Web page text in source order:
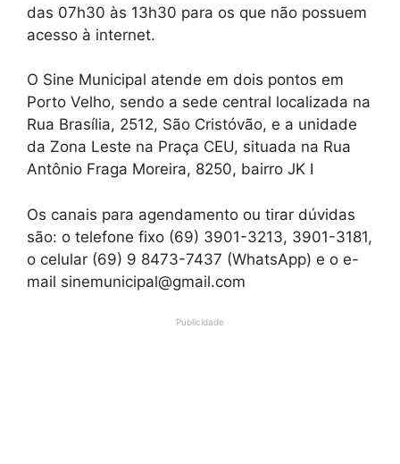
das 07h30 às 13h30 para os que não possuem
acesso à internet.
O Sine Municipal atende em dois pontos em
Porto Velho, sendo a sede central localizada na
Rua Brasília, 2512, São Cristóvão, e a unidade
da Zona Leste na Praça CEU, situada na Rua
Antônio Fraga Moreira, 8250, bairro JK I
Os canais para agendamento ou tirar dúvidas
são: o telefone fixo (69) 3901-3213, 3901-3181,
o celular (69) 9 8473-7437 (WhatsApp) e o e-
mail sinemunicipal@gmail.com
Publicidade